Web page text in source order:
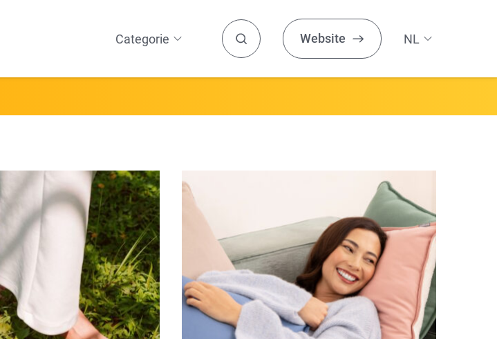
Categorie
HEALTHY HOME
Website NL
EN